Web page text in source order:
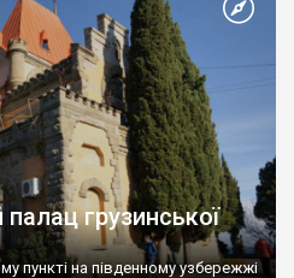
грузинської
пункті на південному узбережжі